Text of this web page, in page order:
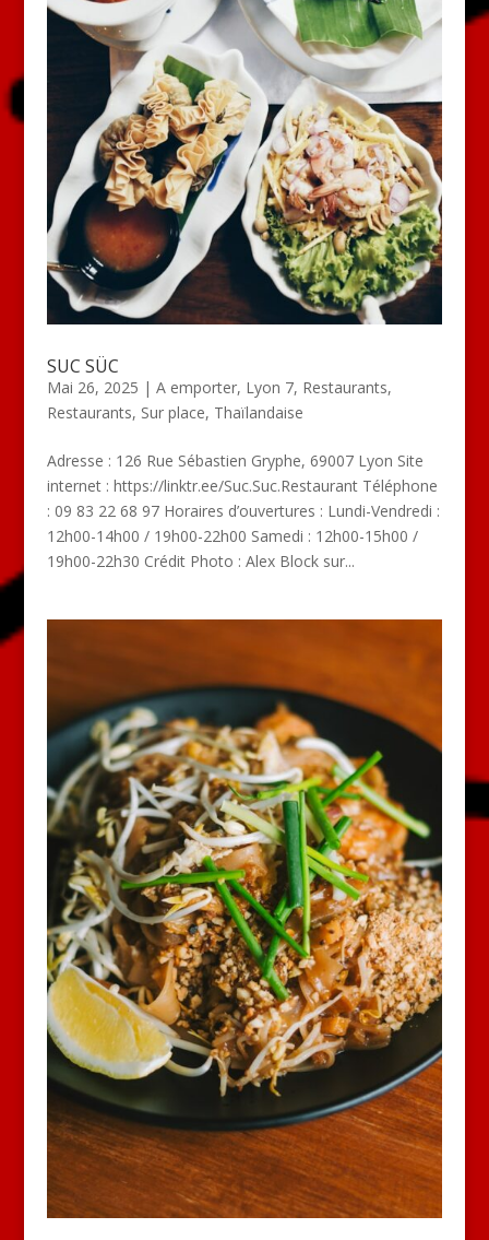
SUC SÜC
Mai 26, 2025 | A emporter, Lyon 7, Restaurants,
Restaurants, Sur place, Thaïlandaise
Adresse : 126 Rue Sébastien Gryphe, 69007 Lyon Site
internet : https://linktr.ee/Suc.Suc.Restaurant Téléphone
: 09 83 22 68 97 Horaires d’ouvertures : Lundi-Vendredi :
12h00-14h00 / 19h00-22h00 Samedi : 12h00-15h00 /
19h00-22h30 Crédit Photo : Alex Block sur...